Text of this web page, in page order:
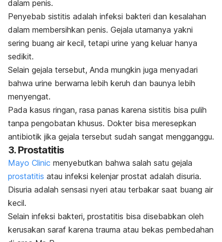
dalam penis.
Penyebab sistitis adalah infeksi bakteri dan kesalahan
dalam membersihkan penis. Gejala utamanya yakni
sering buang air kecil, tetapi urine yang keluar hanya
sedikit.
Selain gejala tersebut, Anda mungkin juga menyadari
bahwa urine berwarna lebih keruh dan baunya lebih
menyengat.
Pada kasus ringan, rasa panas karena sistitis bisa pulih
tanpa pengobatan khusus. Dokter bisa meresepkan
antibiotik jika gejala tersebut sudah sangat mengganggu.
3. Prostatitis
Mayo Clinic menyebutkan bahwa salah satu gejala
prostatitis atau infeksi kelenjar prostat adalah disuria.
Disuria adalah sensasi nyeri atau terbakar saat buang air
kecil.
Selain infeksi bakteri, prostatitis bisa disebabkan oleh
kerusakan saraf karena trauma atau bekas pembedahan